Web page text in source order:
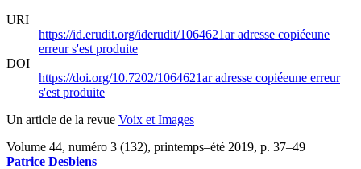
URI
https://id.erudit.org/iderudit/1064621aradresse copiéeune
erreur s'est produite
DOI
https://doi.org/10.7202/1064621aradresse copiéeune erreur
s'est produite
Un article de la revue Voix et Images
Volume 44, numéro 3 (132), printemps–été 2019, p. 37–49
Patrice Desbiens